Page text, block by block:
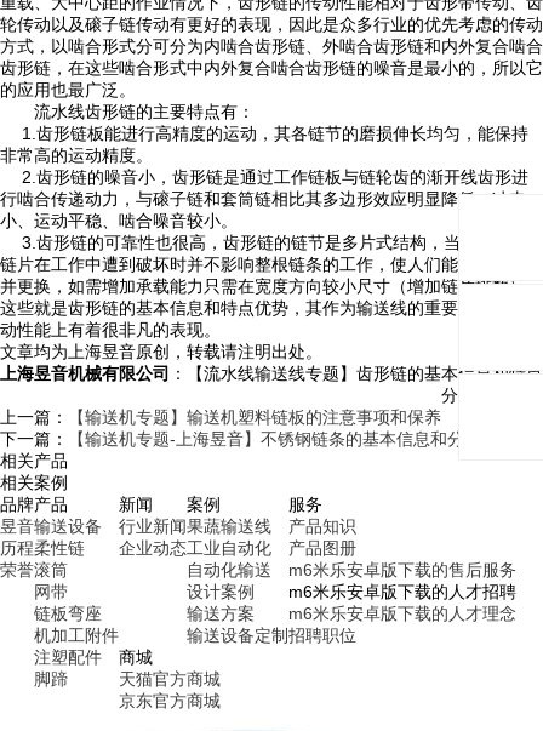
轮传动以及磙子链传动有更好的表现，因此是众多行业的优先考虑的传动
方式，以啮合形式分可分为内啮合齿形链、外啮合齿形链和内外复合啮合
齿形链，在这些啮合形式中内外复合啮合齿形链的噪音是最小的，所以它
的应用也最广泛。
流水线齿形链的主要特点有：
1.齿形链板能进行高精度的运动，其各链节的磨损伸长均匀，能保持
非常高的运动精度。
2.齿形链的噪音小，齿形链是通过工作链板与链轮齿的渐开线齿形进
行啮合传递动力，与磙子链和套筒链相比其多边形效应明显降低，冲击
小、运动平稳、啮合噪音较小。
3.齿形链的可靠性也很高，齿形链的链节是多片式结构，当其中个别
链片在工作中遭到破坏时并不影响整根链条的工作，使人们能够及时发现
并更换，如需增加承载能力只需在宽度方向较小尺寸（增加链片排数）。
这些就是齿形链的基本信息和特点优势，其作为输送线的重要部件，在传
动性能上有着很非凡的表现。
文章均为上海昱音原创，转载请注明出处。
上海昱音机械有限公司 ：【流水线输送线专题】齿形链的基本信息和特点
分享与关注：
上一篇：
【输送机专题】输送机塑料链板的注意事项和保养
下一篇：
【输送机专题-上海昱音】不锈钢链条的基本信息和分类
相关产品
相关案例
品牌
昱音
历程
荣誉
产品
输送设备
柔性链
滚筒
网带
链板弯座
机加工附件
注塑配件
脚蹄
新闻
行业新闻
企业动态
案例
果蔬输送线
工业自动化
自动化输送
设计案例
输送方案
输送设备定制
服务
产品知识
产品图册
m6米乐安卓版下载的售后服务
m6米乐安卓版下载的人才招聘
m6米乐安卓版下载的人才理念
招聘职位
商城
天猫官方商城
京东官方商城